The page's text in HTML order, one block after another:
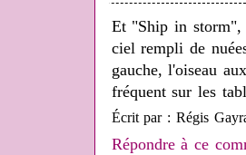
Et "Ship in storm",
ciel rempli de
gauche, l'oiseau
fréquent sur les
Écrit par : Régis
Répondre à ce